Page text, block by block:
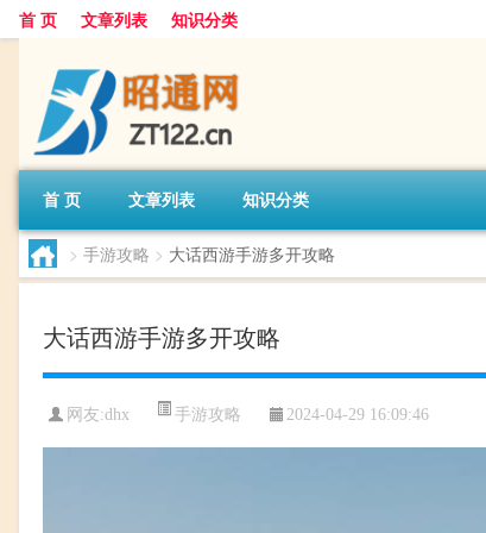
首 页 文章列表 知识分类
首 页 文章列表 知识分类
> 手游攻略 > 大话西游手游多开攻略
大话西游手游多开攻略
网友:dhx 手游攻略 2024-04-29 16:09:46